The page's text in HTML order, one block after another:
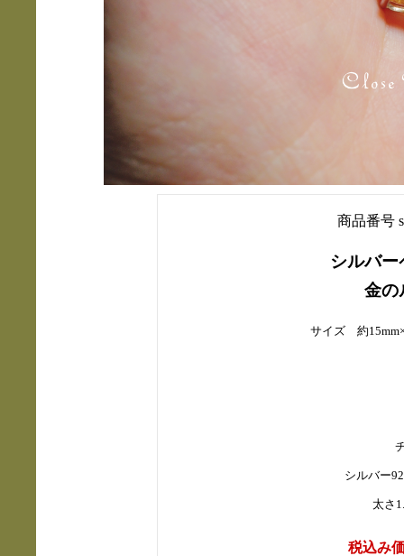
商品番号
シルバ
金の
サイズ 約
シルバー
太さ
税込み